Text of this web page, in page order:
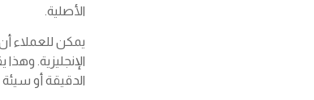
الأصلية.
يمكن للعملاء أن
الإنجليزية.
الدقيقة أو سيئة